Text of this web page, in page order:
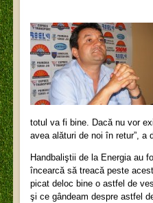
totul va fi bine. Dacă nu vor
avea alături de noi în retur”, a
Handbaliştii de la Energia au
încearcă să treacă peste
picat deloc bine o astfel de
şi ce gândeam despre astfel